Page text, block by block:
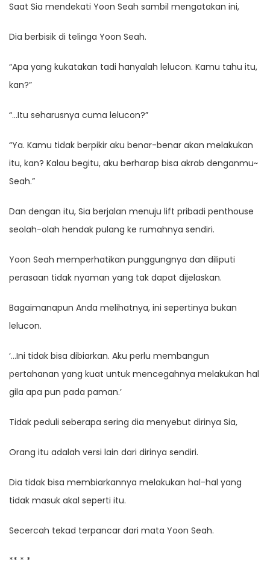
Saat Sia mendekati Yoon Seah sambil mengatakan ini,
Dia berbisik di telinga Yoon Seah.
“Apa yang kukatakan tadi hanyalah lelucon. Kamu tahu itu,
kan?”
“…Itu seharusnya cuma lelucon?”
“Ya. Kamu tidak berpikir aku benar-benar akan melakukan
itu, kan? Kalau begitu, aku berharap bisa akrab denganmu~
Seah.”
Dan dengan itu, Sia berjalan menuju lift pribadi penthouse
seolah-olah hendak pulang ke rumahnya sendiri.
Yoon Seah memperhatikan punggungnya dan diliputi
perasaan tidak nyaman yang tak dapat dijelaskan.
Bagaimanapun Anda melihatnya, ini sepertinya bukan
lelucon.
‘…Ini tidak bisa dibiarkan. Aku perlu membangun
pertahanan yang kuat untuk mencegahnya melakukan hal
gila apa pun pada paman.’
Tidak peduli seberapa sering dia menyebut dirinya Sia,
Orang itu adalah versi lain dari dirinya sendiri.
Dia tidak bisa membiarkannya melakukan hal-hal yang
tidak masuk akal seperti itu.
Secercah tekad terpancar dari mata Yoon Seah.
** * *